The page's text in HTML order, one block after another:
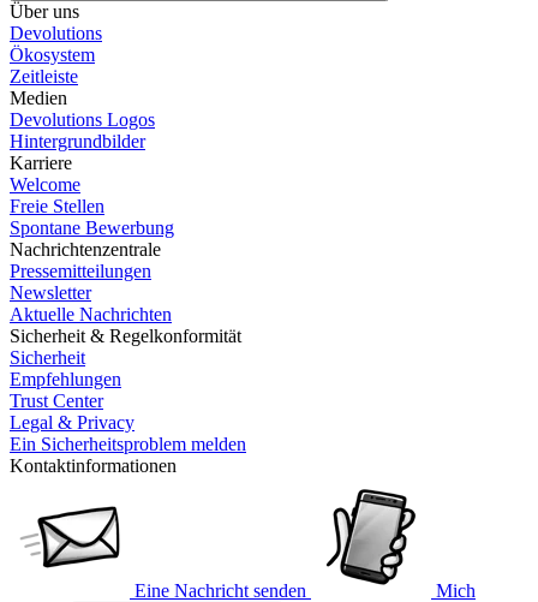
Über uns
Devolutions
Ökosystem
Zeitleiste
Medien
Devolutions Logos
Hintergrundbilder
Karriere
Welcome
Freie Stellen
Spontane Bewerbung
Nachrichtenzentrale
Pressemitteilungen
Newsletter
Aktuelle Nachrichten
Sicherheit & Regelkonformität
Sicherheit
Empfehlungen
Trust Center
Legal & Privacy
Ein Sicherheitsproblem melden
Kontaktinformationen
Eine Nachricht senden Mich